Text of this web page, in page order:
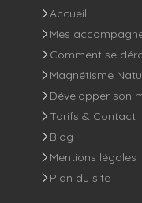
Accueil
Mes
Comment se
Magnétisme
Développer son
Tarifs & Contact
Blog
Mentions légales
Plan du site